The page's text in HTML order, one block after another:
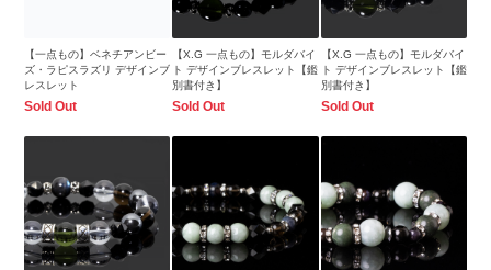
【一点もの】ベネチアンビー
ズ・ラピスラズリ デザインブ
レスレット
Sold Out
【X.G 一点もの】モルダバイ
ト デザインブレスレット【鑑
別書付き】
Sold Out
【X.G 一点もの】モルダバイ
ト デザインブレスレット【鑑
別書付き】
Sold Out